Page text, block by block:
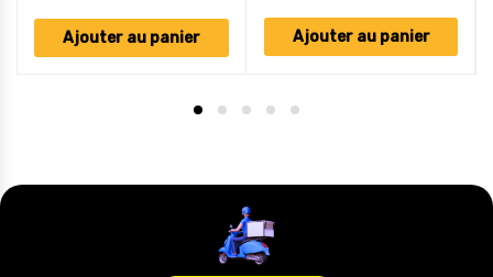
Ajouter au panier Ajouter au panier